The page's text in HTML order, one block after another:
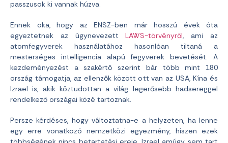
passzusok ki vannak húzva.
Ennek oka, hogy az ENSZ-ben már hosszú évek óta
egyeztetnek az úgynevezettLAWS-törvényről , ami az
atomfegyverek használatához hasonlóan tiltaná a
mesterséges intelligencia alapú fegyverek bevetését. A
kezdeményezést a szakértő szerint bár több mint 180
ország támogatja, az ellenzők között ott van az USA, Kína és
Izrael is, akik köztudottan a világ legerősebb hadsereggel
rendelkező országai közé tartoznak.
Persze kérdéses, hogy változtatna-e a helyzeten, ha lenne
egy erre vonatkozó nemzetközi egyezmény, hiszen ezek